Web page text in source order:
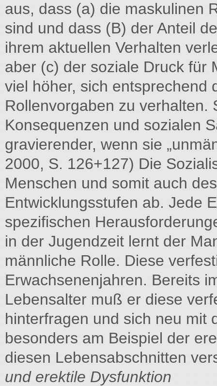
aus, dass (a) die maskulinen
sind und dass (B) der Anteil
ihrem aktuellen Verhalten
aber (c) der soziale Druck für
viel höher, sich entsprechend
Rollenvorgaben zu verhalten.
Konsequenzen und sozialen
gravierender, wenn sie
2000, S. 126+127) Die
Menschen und somit auch
Entwicklungsstufen ab. Jede
spezifischen
in der Jugendzeit lernt der
männliche Rolle. Diese
Erwachsenenjahren. Bereits
Lebensalter muß er diese
hinterfragen und sich neu mit
besonders am Beispiel der
diesen Lebensabschnitten
und erektile Dysfunktion